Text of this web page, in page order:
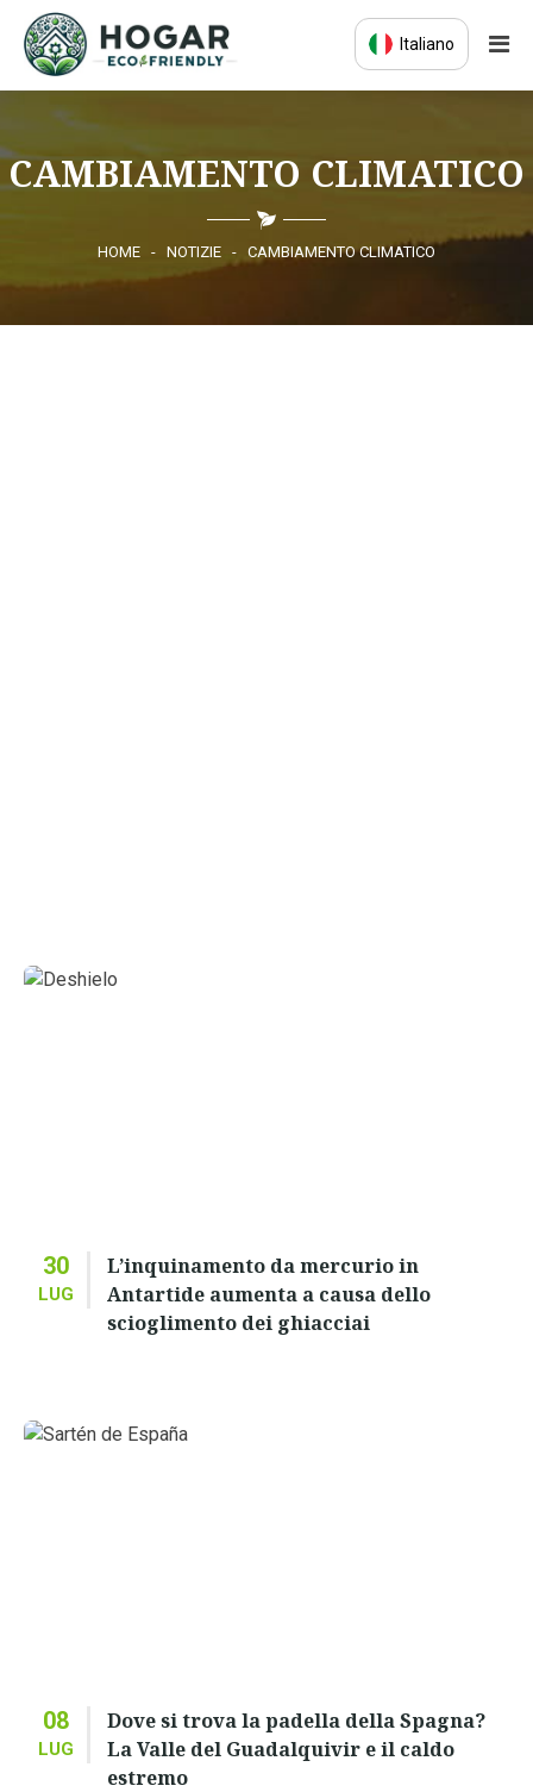
Italiano
ECO-EDUCAZIONE
CAMBIAMENTO CLIMATICO
HOME - NOTIZIE - CAMBIAMENTO CLIMATICO
30
LUG
L’inquinamento da mercurio in
Antartide aumenta a causa dello
scioglimento dei ghiacciai
08
LUG
Dove si trova la padella della Spagna?
La Valle del Guadalquivir e il caldo
estremo